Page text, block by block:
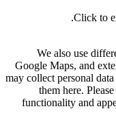
We also use
Google Maps,
may collect
them here.
functionality